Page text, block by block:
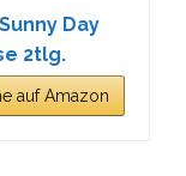
Day
2tlg.
auf Amazon